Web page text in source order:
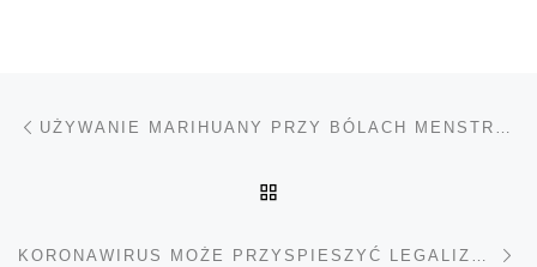
Nawigacja wpisu